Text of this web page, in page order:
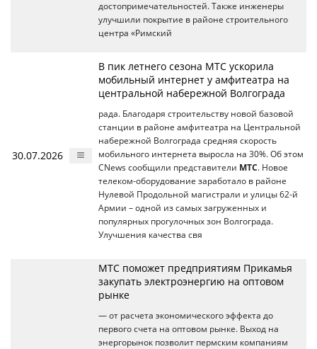
достопримечательностей. Также инженеры
улучшили покрытие в районе строительного
центра «Римский
30.07.2026
В пик летнего сезона МТС ускорила
мобильный интернет у амфитеатра на
центральной набережной Волгограда
рада. Благодаря строительству новой базовой
станции в районе амфитеатра на Центральной
набережной Волгограда средняя скорость
мобильного интернета выросла на 30%. Об этом
CNews сообщили представители МТС. Новое
телеком-оборудование заработало в районе
Нулевой Продольной магистрали и улицы 62-й
Армии – одной из самых загруженных и
популярных прогулочных зон Волгограда.
Улучшения качества свя
МТС поможет предприятиям Прикамья
закупать электроэнергию на оптовом
рынке
— от расчета экономического эффекта до
первого счета на оптовом рынке. Выход на
энергорынок позволит пермским компаниям